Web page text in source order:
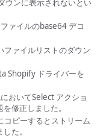
ウンに表示されないとい
ァイルのbase64 デコ
ファイルリストのダウン
Shopify ドライバーを
おいてSelect アクショ
修正しました。
コピーするとストリーム
た。